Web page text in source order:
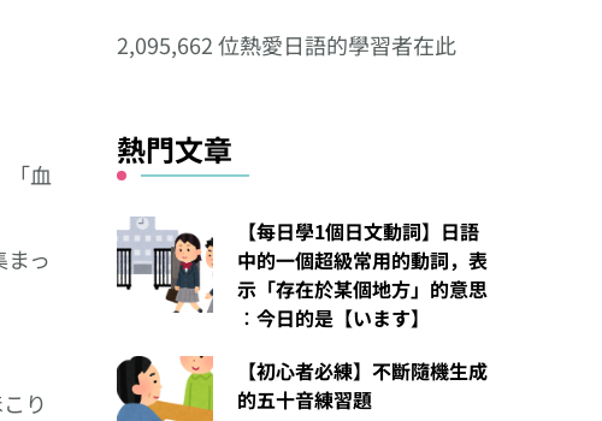
「血
っ
り
分
2,095,662 位熱愛日語的學習者在此
熱門文章
【每日學1個日文動詞】日語
中的一個超級常用的動詞，表
示「存在於某個地方」的意思
︰今日的是【います】
【初心者必練】不斷隨機生成
的五十音練習題